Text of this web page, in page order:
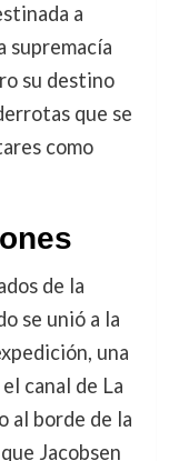
a
supremacía
su destino
que se
como
de la
se unió a la
una
canal de La
al borde de la
Jacobsen